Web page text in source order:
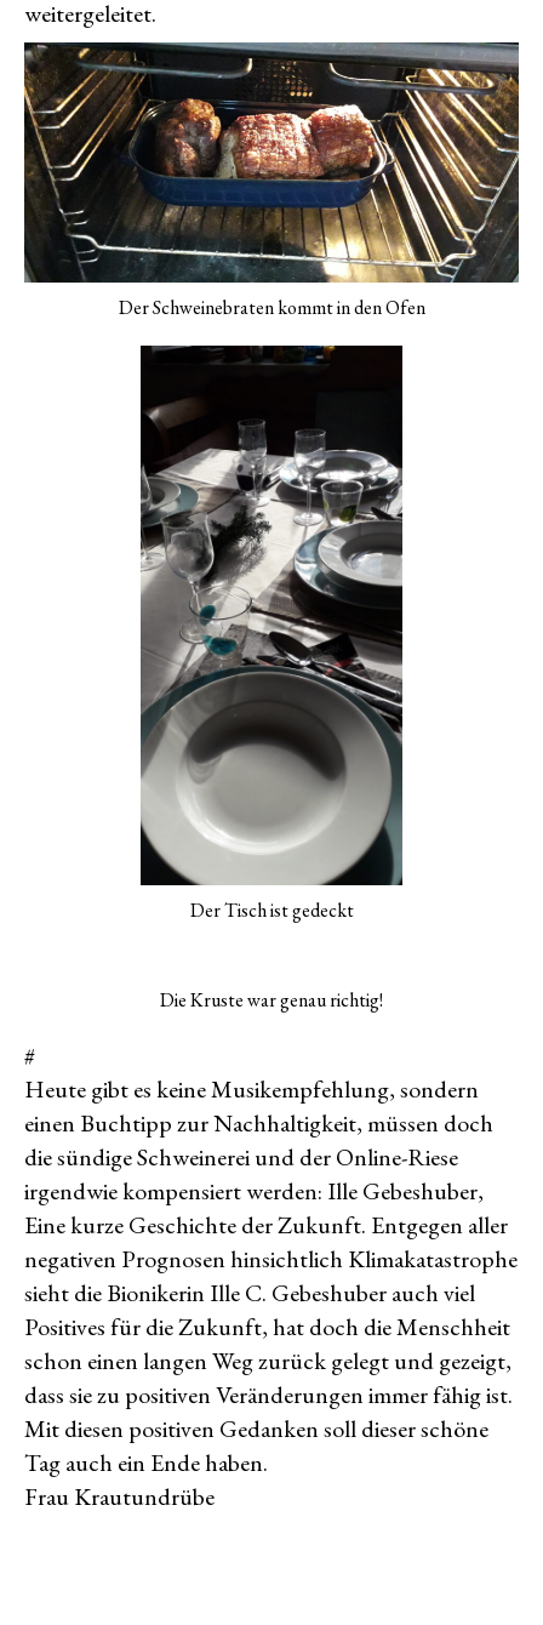
weitergeleitet.
Der Schweinebraten kommt in den Ofen
Der Tisch ist gedeckt
Die Kruste war genau richtig!
#
Heute gibt es keine Musikempfehlung, sondern
einen Buchtipp zur Nachhaltigkeit, müssen doch
die sündige Schweinerei und der Online-Riese
irgendwie kompensiert werden: Ille Gebeshuber,
Eine kurze Geschichte der Zukunft. Entgegen aller
negativen Prognosen hinsichtlich Klimakatastrophe
sieht die Bionikerin Ille C. Gebeshuber auch viel
Positives für die Zukunft, hat doch die Menschheit
schon einen langen Weg zurück gelegt und gezeigt,
dass sie zu positiven Veränderungen immer fähig ist.
Mit diesen positiven Gedanken soll dieser schöne
Tag auch ein Ende haben.
Frau Krautundrübe